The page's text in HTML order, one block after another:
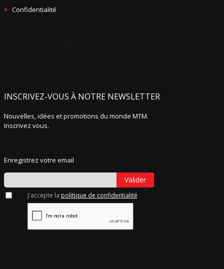
Confidentialité
INSCRIVEZ-VOUS À NOTRE NEWSLETTER
Nouvelles, idées et promotions du monde MTM.
Inscrivez vous.
Enregistrez votre email
Valider
J'accepte la politique de confidentialité